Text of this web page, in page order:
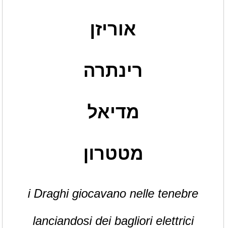
אוריזן
רינתרה
מדיאל
מטטרון
i Draghi giocavano nelle tenebre
lanciandosi dei bagliori elettrici